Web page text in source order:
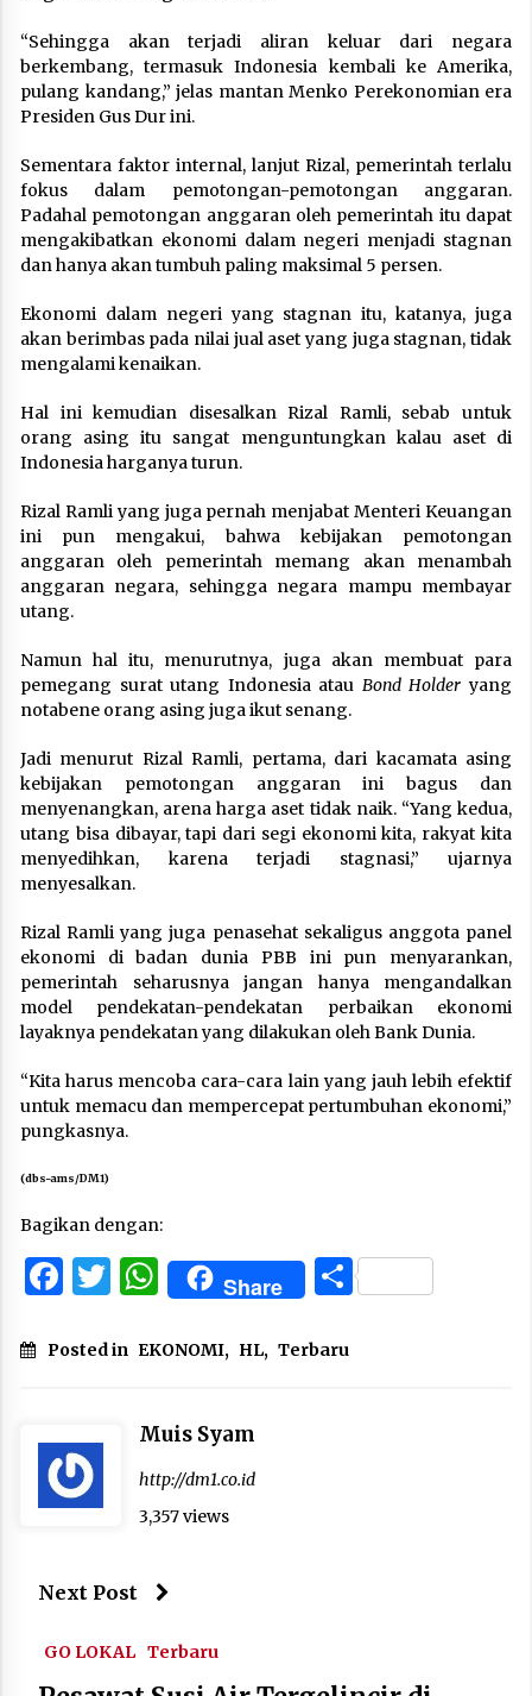
“Sehingga akan terjadi aliran keluar dari negara
berkembang, termasuk Indonesia kembali ke Amerika,
pulang kandang,” jelas mantan Menko Perekonomian era
Presiden Gus Dur ini.
Sementara faktor internal, lanjut Rizal, pemerintah terlalu
fokus dalam pemotongan-pemotongan anggaran.
Padahal pemotongan anggaran oleh pemerintah itu dapat
mengakibatkan ekonomi dalam negeri menjadi stagnan
dan hanya akan tumbuh paling maksimal 5 persen.
Ekonomi dalam negeri yang stagnan itu, katanya, juga
akan berimbas pada nilai jual aset yang juga stagnan, tidak
mengalami kenaikan.
Hal ini kemudian disesalkan Rizal Ramli, sebab untuk
orang asing itu sangat menguntungkan kalau aset di
Indonesia harganya turun.
Rizal Ramli yang juga pernah menjabat Menteri Keuangan
ini pun mengakui, bahwa kebijakan pemotongan
anggaran oleh pemerintah memang akan menambah
anggaran negara, sehingga negara mampu membayar
utang.
Namun hal itu, menurutnya, juga akan membuat para
pemegang surat utang Indonesia atau Bond Holder yang
notabene orang asing juga ikut senang.
Jadi menurut Rizal Ramli, pertama, dari kacamata asing
kebijakan pemotongan anggaran ini bagus dan
menyenangkan, arena harga aset tidak naik. “Yang kedua,
utang bisa dibayar, tapi dari segi ekonomi kita, rakyat kita
menyedihkan, karena terjadi stagnasi,” ujarnya
menyesalkan.
Rizal Ramli yang juga penasehat sekaligus anggota panel
ekonomi di badan dunia PBB ini pun menyarankan,
pemerintah seharusnya jangan hanya mengandalkan
model pendekatan-pendekatan perbaikan ekonomi
layaknya pendekatan yang dilakukan oleh Bank Dunia.
“Kita harus mencoba cara-cara lain yang jauh lebih efektif
untuk memacu dan mempercepat pertumbuhan ekonomi,”
pungkasnya.
(dbs-ams/DM1)
Bagikan dengan:
Facebook
Twitter
WhatsApp
Share Share
Posted in EKONOMI, HL, Terbaru
Muis Syam
http://dm1.co.id
3,357 views
Next Post
GO LOKAL Terbaru